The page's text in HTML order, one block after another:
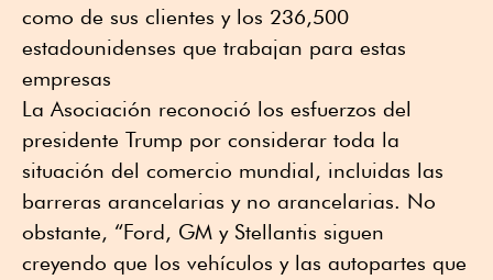
como de sus clientes y los 236,500
estadounidenses que trabajan para estas
empresas
La Asociación reconoció los esfuerzos del
presidente Trump por considerar toda la
situación del comercio mundial, incluidas las
barreras arancelarias y no arancelarias. No
obstante, “Ford, GM y Stellantis siguen
creyendo que los vehículos y las autopartes que